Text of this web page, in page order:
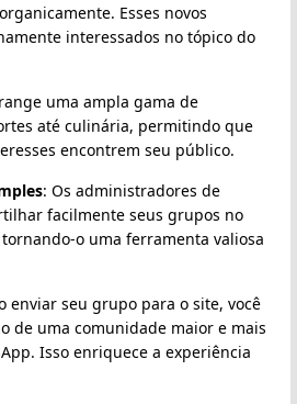
Esses novos
interessados no tópico do
uma ampla gama de
até culinária, permitindo que
encontrem seu público.
: Os administradores de
facilmente seus grupos no
o uma ferramenta valiosa
enviar seu grupo para o site, você
de uma comunidade maior e mais
Isso enriquece a experiência